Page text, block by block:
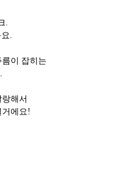
.
.
이 잡히는
랑해서
거에요!